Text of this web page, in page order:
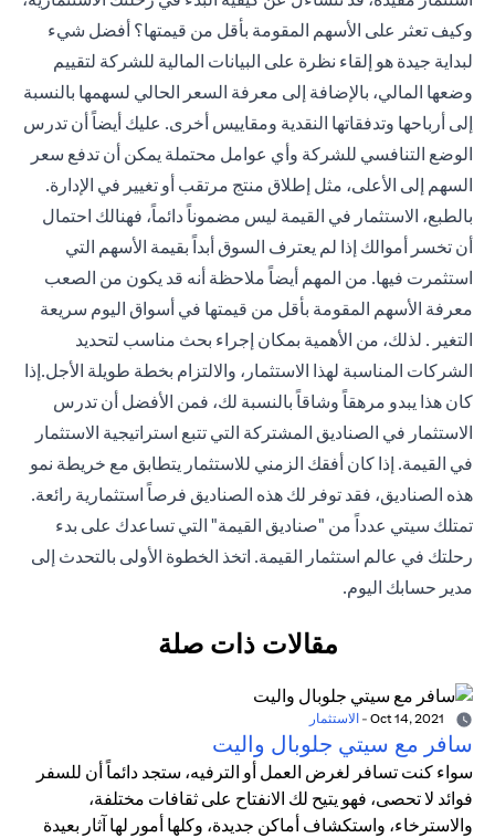
وكيف تعثر على الأسهم المقومة بأقل من قيمتها؟ أفضل شيء
لبداية جيدة هو إلقاء نظرة على البيانات المالية للشركة لتقييم
وضعها المالي، بالإضافة إلى معرفة السعر الحالي لسهمها بالنسبة
إلى أرباحها وتدفقاتها النقدية ومقاييس أخرى. عليك أيضاً أن تدرس
الوضع التنافسي للشركة وأي عوامل محتملة يمكن أن تدفع سعر
السهم إلى الأعلى، مثل إطلاق منتج مرتقب أو تغيير في الإدارة.
بالطبع، الاستثمار في القيمة ليس مضموناً دائماً، فهنالك احتمال
أن تخسر أموالك إذا لم يعترف السوق أبداً بقيمة الأسهم التي
استثمرت فيها. من المهم أيضاً ملاحظة أنه قد يكون من الصعب
معرفة الأسهم المقومة بأقل من قيمتها في أسواق اليوم سريعة
التغير . لذلك، من الأهمية بمكان إجراء بحث مناسب لتحديد
الشركات المناسبة لهذا الاستثمار، والالتزام بخطة طويلة الأجل.إذا
كان هذا يبدو مرهقاً وشاقاً بالنسبة لك، فمن الأفضل أن تدرس
الاستثمار في الصناديق المشتركة التي تتبع استراتيجية الاستثمار
في القيمة. إذا كان أفقك الزمني للاستثمار يتطابق مع خريطة نمو
هذه الصناديق، فقد توفر لك هذه الصناديق فرصاً استثمارية رائعة.
تمتلك سيتي عدداً من "صناديق القيمة" التي تساعدك على بدء
رحلتك في عالم استثمار القيمة. اتخذ الخطوة الأولى بالتحدث إلى
مدير حسابك اليوم.
مقالات ذات صلة
- الاستثمار
سافر مع سيتي جلوبال واليت
سواء كنت تسافر لغرض العمل أو الترفيه، ستجد دائماً أن للسفر
فوائد لا تحصى، فهو يتيح لك الانفتاح على ثقافات مختلفة،
والاسترخاء، واستكشاف أماكن جديدة، وكلها أمور لها آثار بعيدة